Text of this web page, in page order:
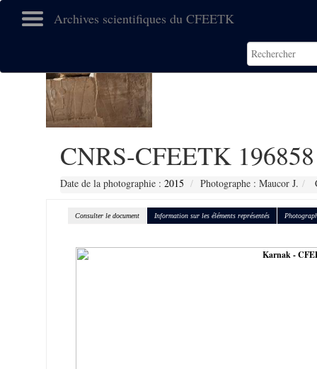
Archives scientifiques du CFEETK
CNRS-CFEETK 196858
Date de la photographie : 2015 Photographe : Maucor J.
Consulter le document Information sur les éléments représentés